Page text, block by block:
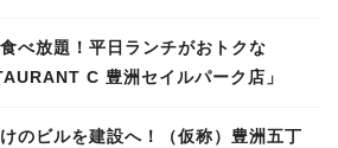
べ放題！平日ランチがおトクな
C 豊洲セイルパーク店」
のビルを建設へ！（仮称）豊洲五丁